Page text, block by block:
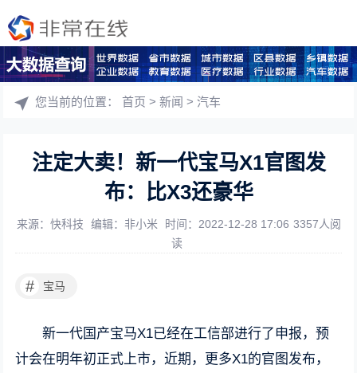
您当前的位置：首页 >新闻 >汽车
注定大卖！新一代宝马X1官图发
布：比X3还豪华
来源：快科技 编辑：非小米 时间：2022-12-28 17:06 3357人阅
读
# 宝马
新一代国产宝马X1已经在工信部进行了申报，预
计会在明年初正式上市，近期，更多X1的官图发布，